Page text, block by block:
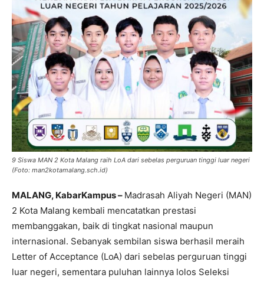
9 Siswa MAN 2 Kota Malang raih LoA dari sebelas perguruan tinggi luar negeri
(Foto: man2kotamalang.sch.id)
MALANG, KabarKampus – Madrasah Aliyah Negeri (MAN)
2 Kota Malang kembali mencatatkan prestasi
membanggakan, baik di tingkat nasional maupun
internasional. Sebanyak sembilan siswa berhasil meraih
Letter of Acceptance (LoA) dari sebelas perguruan tinggi
luar negeri, sementara puluhan lainnya lolos Seleksi